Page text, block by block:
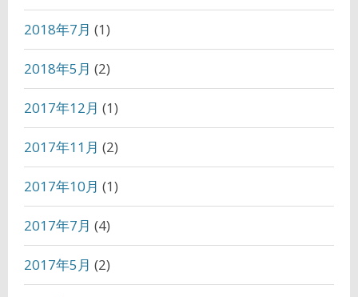
2018年7月 (1)
2018年5月 (2)
2017年12月 (1)
2017年11月 (2)
2017年10月 (1)
2017年7月 (4)
2017年5月 (2)